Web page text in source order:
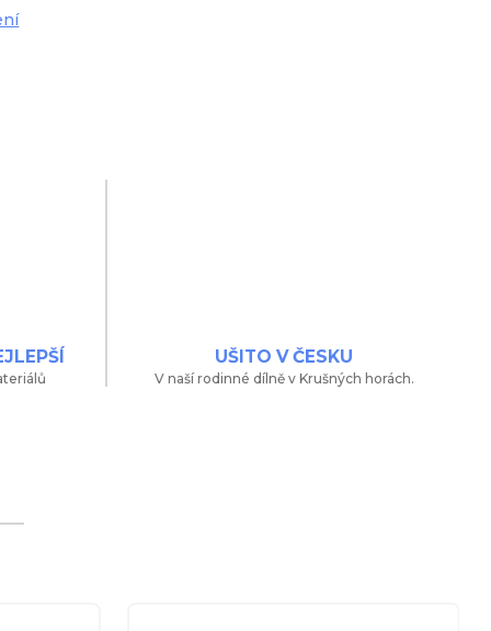
UŠITO V ČESKU
V naší rodinné dílně v Krušných horách.